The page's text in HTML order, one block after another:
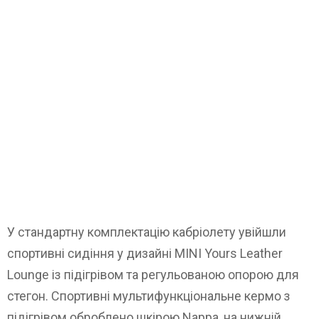
У стандартну комплектацію кабріолету увійшли
спортивні сидіння у дизайні MINI Yours Leather
Lounge із підігрівом та регульованою опорою для
стегон. Спортивні мультифункціональне кермо з